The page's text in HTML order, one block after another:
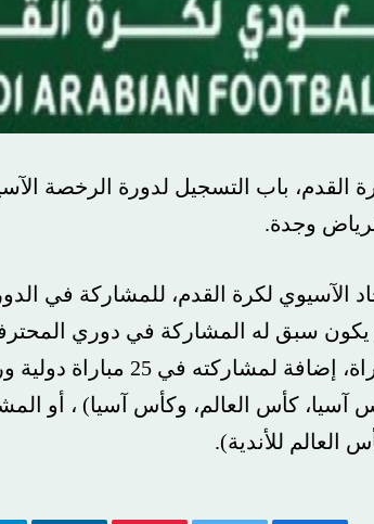
وجدة.
الآسيوي لكرة القدم، للمشاركة في
يكون سبق له المشاركة في دوري
(لأكثر من 5 سنوات) وبما لا يقل عن 150
كأس العالم، وكأس آسيا) ، أو